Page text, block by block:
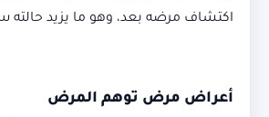
اكتشاف مرضه بعد، وهو ما يزيد حالته
أعراض مرض توهم المرض